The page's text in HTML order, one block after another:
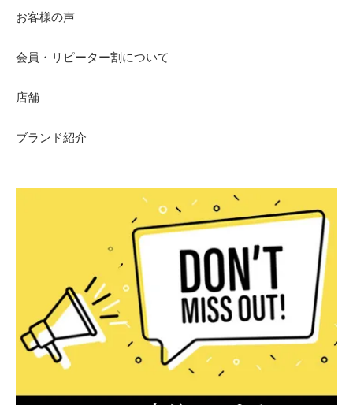
お客様の声
会員・リピーター割について
店舗
ブランド紹介